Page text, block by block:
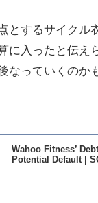
とするサイクル
に入ったと伝え
なっていくのか
Wahoo Fitness’
Potential Default |